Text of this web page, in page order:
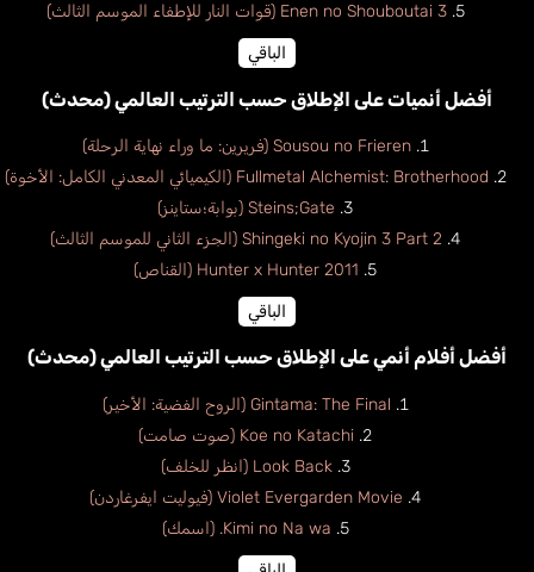
Enen no Shouboutai 3 (قوات النار للإطفاء الموسم الثالث)
الباقي
أفضل أنميات على الإطلاق حسب الترتيب العالمي (محدث)
Sousou no Frieren (فريرين: ما وراء نهاية الرحلة)
Fullmetal Alchemist: Brotherhood (الكيميائي المعدني الكامل: الأخوة)
Steins;Gate (بوابة؛ستاينز)
Shingeki no Kyojin 3 Part 2 (الجزء الثاني للموسم الثالث)
Hunter x Hunter 2011 (القناص)
الباقي
أفضل أفلام أنمي على الإطلاق حسب الترتيب العالمي (محدث)
Gintama: The Final (الروح الفضية: الأخير)
Koe no Katachi (صوت صامت)
Look Back (انظر للخلف)
Violet Evergarden Movie (فيوليت ايفرغاردن)
Kimi no Na wa. (اسمك)